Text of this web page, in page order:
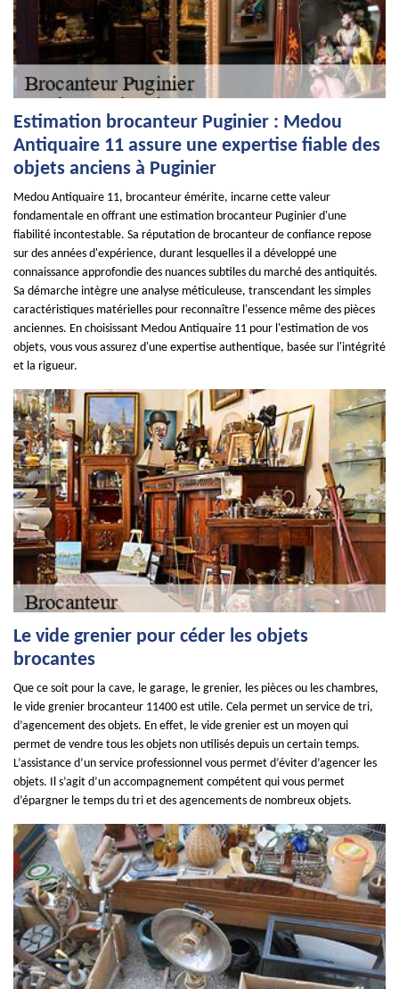
Estimation brocanteur Puginier : Medou
Antiquaire 11 assure une expertise fiable des
objets anciens à Puginier
Medou Antiquaire 11, brocanteur émérite, incarne cette valeur
fondamentale en offrant une estimation brocanteur Puginier d'une
fiabilité incontestable. Sa réputation de brocanteur de confiance repose
sur des années d'expérience, durant lesquelles il a développé une
connaissance approfondie des nuances subtiles du marché des antiquités.
Sa démarche intègre une analyse méticuleuse, transcendant les simples
caractéristiques matérielles pour reconnaître l'essence même des pièces
anciennes. En choisissant Medou Antiquaire 11 pour l'estimation de vos
objets, vous vous assurez d'une expertise authentique, basée sur l'intégrité
et la rigueur.
Le vide grenier pour céder les objets
brocantes
Que ce soit pour la cave, le garage, le grenier, les pièces ou les chambres,
le vide grenier brocanteur 11400 est utile. Cela permet un service de tri,
d’agencement des objets. En effet, le vide grenier est un moyen qui
permet de vendre tous les objets non utilisés depuis un certain temps.
L’assistance d’un service professionnel vous permet d’éviter d’agencer les
objets. Il s’agit d’un accompagnement compétent qui vous permet
d’épargner le temps du tri et des agencements de nombreux objets.